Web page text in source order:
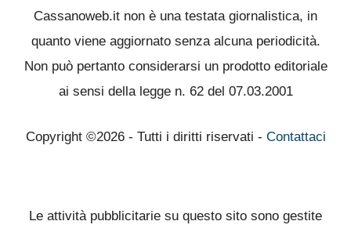
Cassanoweb.it non è una testata giornalistica, in
quanto viene aggiornato senza alcuna periodicità.
Non può pertanto considerarsi un prodotto editoriale
ai sensi della legge n. 62 del 07.03.2001
Copyright ©2026 - Tutti i diritti riservati - Contattaci
Le attività pubblicitarie su questo sito sono gestite